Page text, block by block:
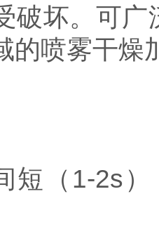
破坏。可
的喷雾干燥
（1-2s）